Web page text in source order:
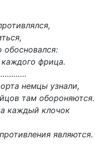
обосновался:
фрица.
немцы узнали,
там обороняются.
каждый клочок
являются.